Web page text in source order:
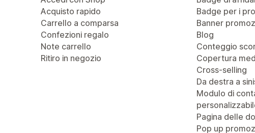
Acquisto rapido
Carrello a comparsa
Confezioni regalo
Note carrello
Ritiro in negozio
Badge per i
Banner
Blog
Conteggio
Copertura
Cross-selling
Da destra a
Modulo di
Pagina delle
Pop up